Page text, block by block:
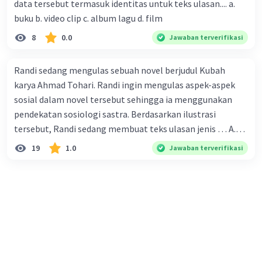
karena persebarannya sangat cepat. C. Masyarakat perlu
mawas diri dan menjaga kesehatan dalam menghadapi
serangan virus corona yang mulai menyebar di Indonesia,
D. Virus corona menjadi masalah besar bagi kesehatan
data tersebut termasuk identitas untuk teks ulasan.... a.
buku b. video clip c. album lagu d. film
8 0.0 Jawaban terverifikasi
Randi sedang mengulas sebuah novel berjudul Kubah
karya Ahmad Tohari. Randi ingin mengulas aspek-aspek
sosial dalam novel tersebut sehingga ia menggunakan
pendekatan sosiologi sastra. Berdasarkan ilustrasi
tersebut, Randi sedang membuat teks ulasan jenis … A.
deskriptif B. objektif C. informatif D. kritis
19 1.0 Jawaban terverifikasi